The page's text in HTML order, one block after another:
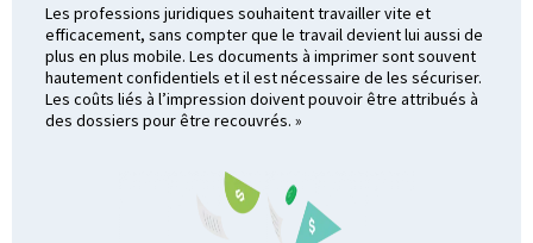
Les professions juridiques souhaitent travailler vite et
efficacement, sans compter que le travail devient lui aussi de
plus en plus mobile. Les documents à imprimer sont souvent
hautement confidentiels et il est nécessaire de les sécuriser.
Les coûts liés à l’impression doivent pouvoir être attribués à
des dossiers pour être recouvrés. »